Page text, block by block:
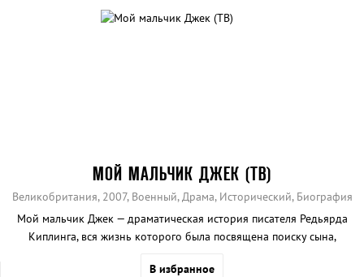
МОЙ МАЛЬЧИК ДЖЕК (ТВ)
Великобритания, 2007, Военный, Драма, Исторический, Биография
Мой мальчик Джек — драматическая история писателя Редьярда
Киплинга, вся жизнь которого была посвящена поиску сына,
В избранное